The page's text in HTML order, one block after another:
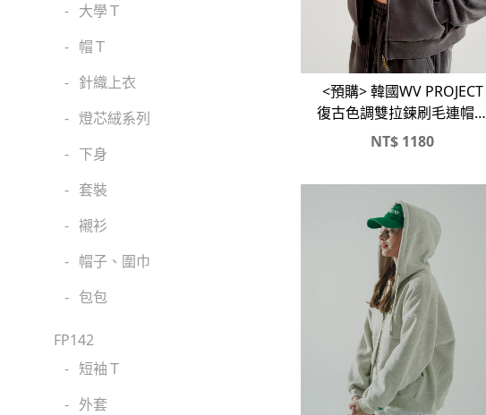
魔法莓莓
角落生物
monchhichi 蒙奇奇
拉拉熊
其它
- 大學Ｔ
- 帽Ｔ
- 針織上衣
- 燈芯絨系列
- 下身
- 套裝
- 襯衫
- 帽子、圍巾
- 包包
FP142
- 短袖Ｔ
- 外套
<預購> 韓國WV PROJECT
復古色調雙拉鍊刷毛連帽外
套X口袋寬棉褲#套裝
NT$ 1180